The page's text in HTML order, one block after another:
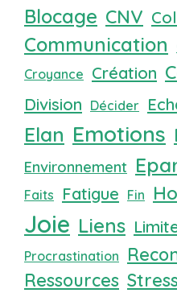
Blocage CNV
Communication
Croyance Création
Division Décider
Elan Emotions
Environnement
Faits Fatigue Fin
Joie Liens
Procrastination
Ressources